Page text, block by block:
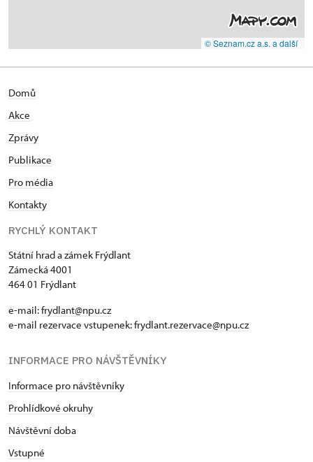
© Seznam.cz a.s. a další
Domů
Akce
Zprávy
Publikace
Pro média
Kontakty
RYCHLÝ KONTAKT
Státní hrad a zámek Frýdlant
Zámecká 4001
464 01 Frýdlant
e-mail:frydlant@npu.cz
e-mail rezervace vstupenek:frydlant.rezervace@npu.cz
INFORMACE PRO NÁVŠTĚVNÍKY
Informace pro návštěvníky
Prohlídkové okruhy
Návštěvní doba
Vstupné